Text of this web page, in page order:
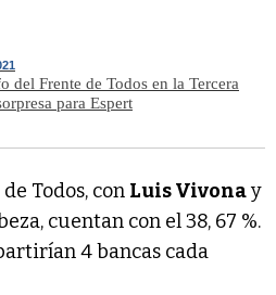
del Frente de Todos en la Tercera
para Espert
Todos, con Luis Vivonay
cuentan con el 38, 67 %.
4 bancas cada